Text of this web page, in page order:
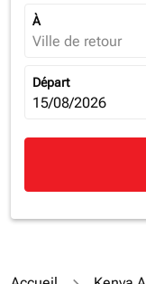
À
Ville de retour
Départ
fc-booking-
15/08/2026